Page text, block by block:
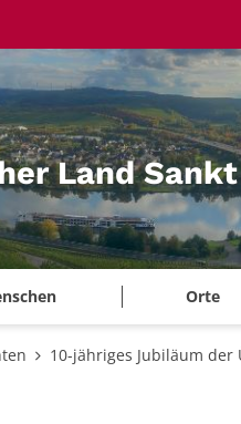
Land
Orte
10-jähriges Jubiläum der